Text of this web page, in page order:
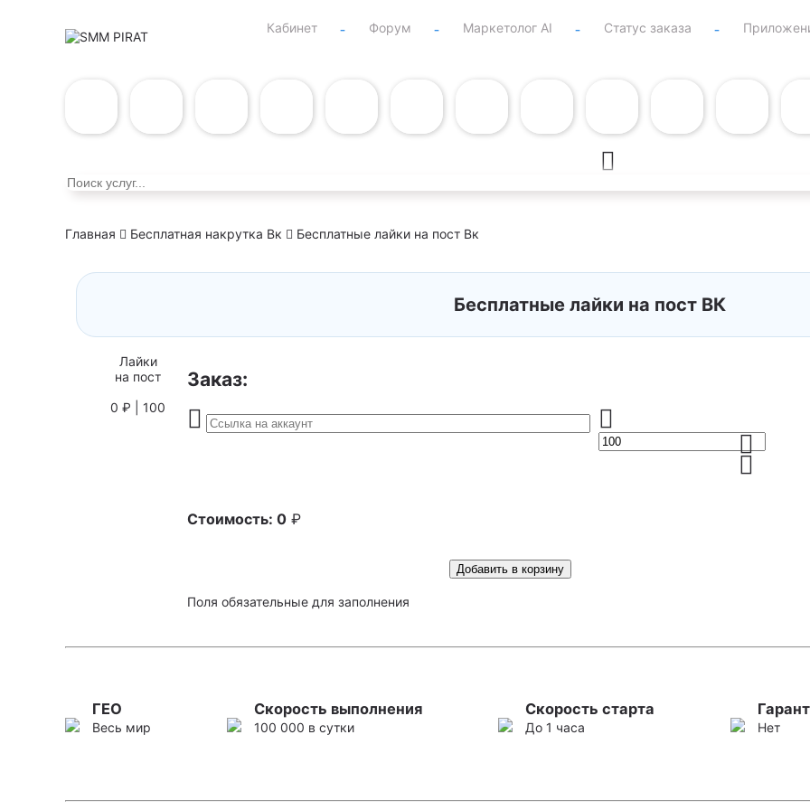
Кабинет Форум Маркетолог AI Статус заказа
Главная Бесплатная накрутка Вк Бесплатные лайки на пост Вк
Бесплатные лайки на пост ВК
Лайки
на пост
0 ₽ | 100
Заказ:
Стоимость: 0 ₽
Добавить в корзину
Поля обязательные для заполнения
ГЕО
Весь мир
Скорость выполнения
100 000 в сутки
Скорость старта
До 1 часа Нет